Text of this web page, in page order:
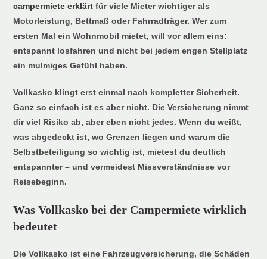
campermiete erklärt für viele Mieter wichtiger als
Motorleistung, Bettmaß oder Fahrradträger. Wer zum
ersten Mal ein Wohnmobil mietet, will vor allem eins:
entspannt losfahren und nicht bei jedem engen Stellplatz
ein mulmiges Gefühl haben.
Vollkasko klingt erst einmal nach kompletter Sicherheit.
Ganz so einfach ist es aber nicht. Die Versicherung nimmt
dir viel Risiko ab, aber eben nicht jedes. Wenn du weißt,
was abgedeckt ist, wo Grenzen liegen und warum die
Selbstbeteiligung so wichtig ist, mietest du deutlich
entspannter – und vermeidest Missverständnisse vor
Reisebeginn.
Was Vollkasko bei der Campermiete wirklich
bedeutet
Die Vollkasko ist eine Fahrzeugversicherung, die Schäden